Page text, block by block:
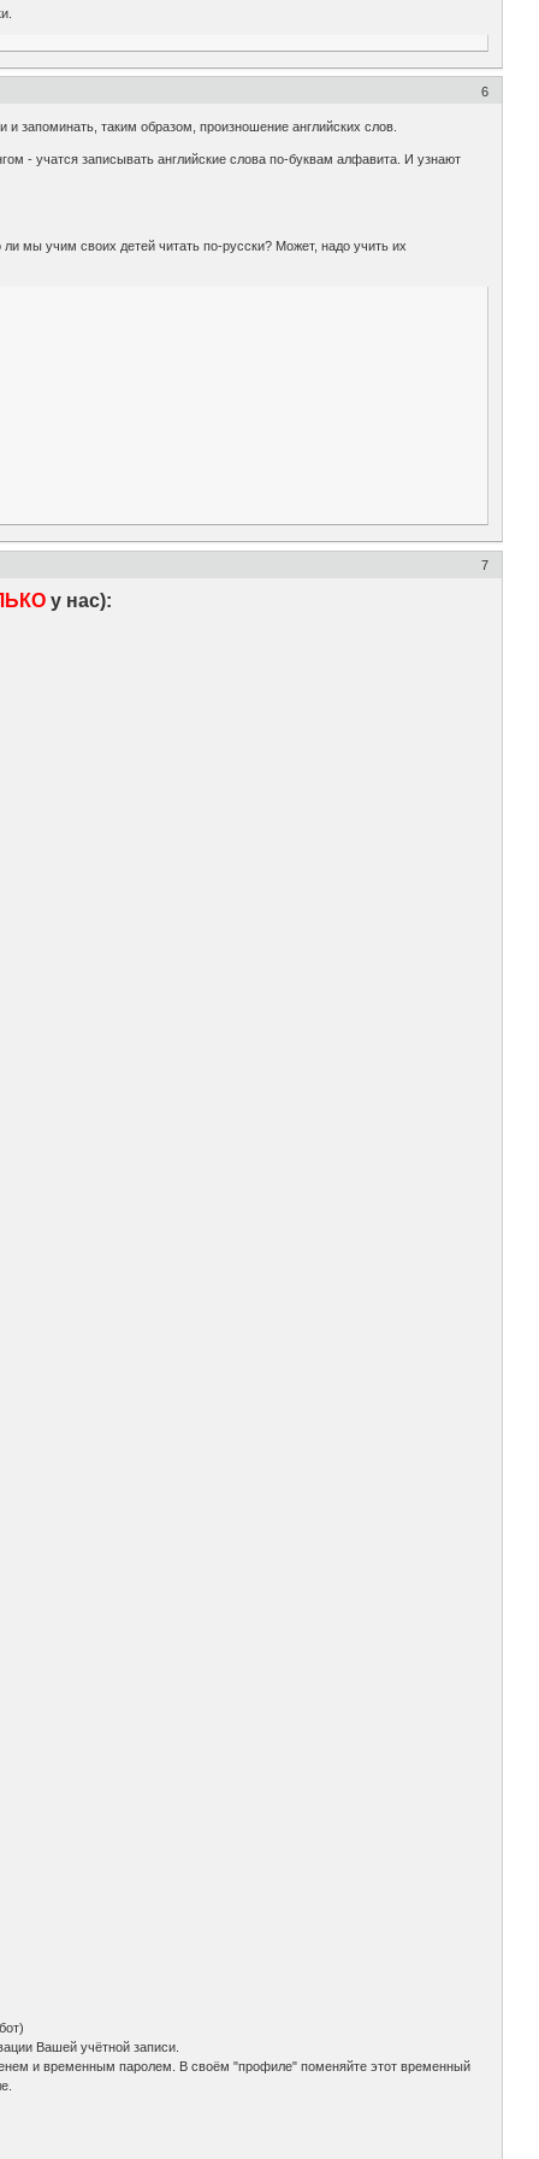
6
и запоминать, таким образом, произношение английских слов.
- учатся записывать английские слова по-буквам алфавита. И узнают
мы учим своих детей читать по-русски? Может, надо учить их
7
у нас):
Вашей учётной записи.
и временным паролем. В своём "профиле" поменяйте этот временный